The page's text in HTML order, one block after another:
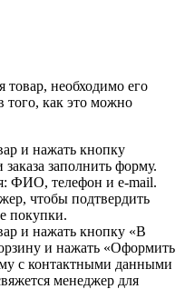
необходимо его
того, как это можно
и нажать кнопку
заполнить форму.
ФИО, телефон и e-mail.
чтобы подтвердить
покупки.
и нажать кнопку «В
и нажать «Оформить
с контактными данными
менеджер для